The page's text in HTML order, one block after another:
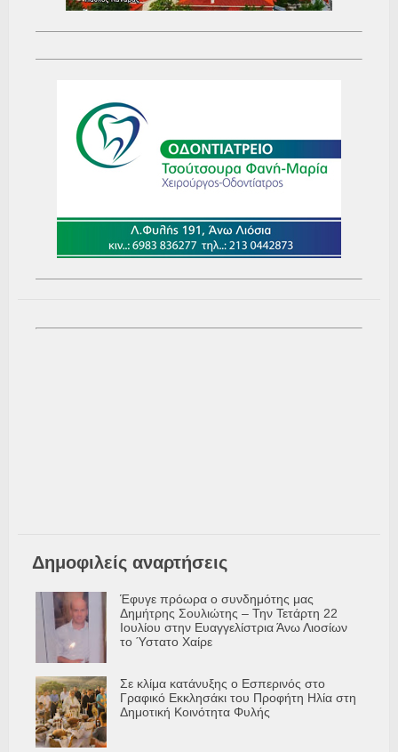
Δημοφιλείς αναρτήσεις
Έφυγε πρόωρα ο συνδημότης μας
Δημήτρης Σουλιώτης – Την Τετάρτη 22
Ιουλίου στην Ευαγγελίστρια Άνω Λιοσίων
το Ύστατο Χαίρε
Σε κλίμα κατάνυξης ο Εσπερινός στο
Γραφικό Εκκλησάκι του Προφήτη Ηλία στη
Δημοτική Κοινότητα Φυλής